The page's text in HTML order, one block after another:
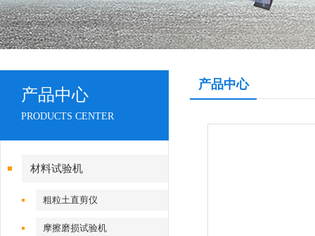
产品中心
PRODUCTS CENTER
材料试验机
粗粒土直剪仪
摩擦磨损试验机
产品中心